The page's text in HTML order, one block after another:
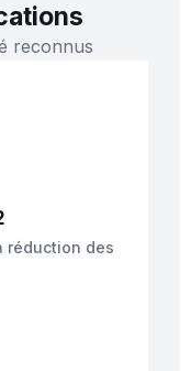
reconnus
réduction des